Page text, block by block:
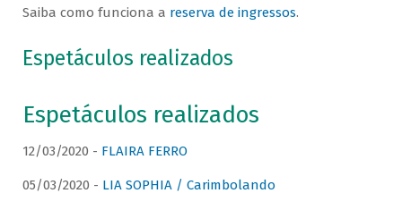
Saiba como funciona a reserva de ingressos.
Espetáculos realizados
Espetáculos realizados
12/03/2020 - FLAIRA FERRO
05/03/2020 - LIA SOPHIA / Carimbolando